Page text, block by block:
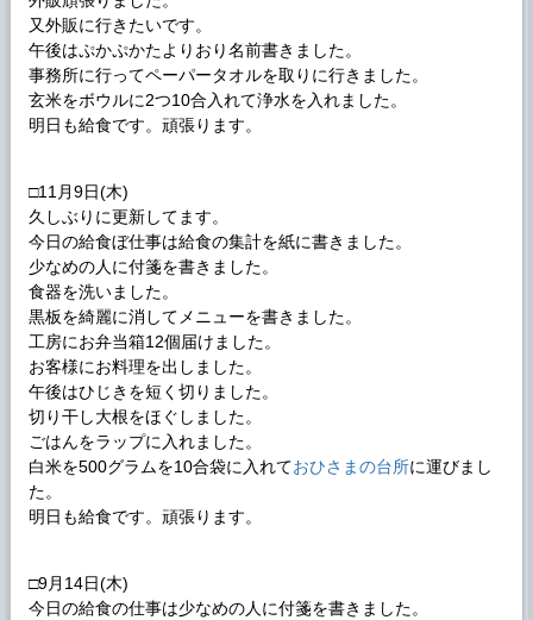
又外販に行きたいです。
午後はぷかぷかたよりおり名前書きました。
事務所に行ってペーパータオルを取りに行きました。
玄米をボウルに2つ10合入れて浄水を入れました。
明日も給食です。頑張ります。
□11月9日(木)
久しぶりに更新してます。
今日の給食ぼ仕事は給食の集計を紙に書きました。
少なめの人に付箋を書きました。
食器を洗いました。
黒板を綺麗に消してメニューを書きました。
工房にお弁当箱12個届けました。
お客様にお料理を出しました。
午後はひじきを短く切りました。
切り干し大根をほぐしました。
ごはんをラップに入れました。
白米を500グラムを10合袋に入れておひさまの台所に運びまし
た。
明日も給食です。頑張ります。
□9月14日(木)
今日の給食の仕事は少なめの人に付箋を書きました。